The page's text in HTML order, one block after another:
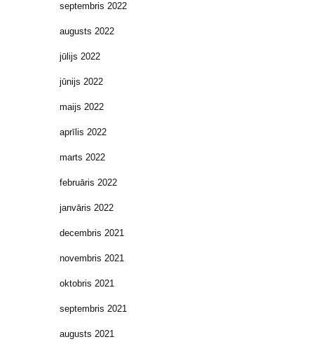
septembris 2022
augusts 2022
jūlijs 2022
jūnijs 2022
maijs 2022
aprīlis 2022
marts 2022
februāris 2022
janvāris 2022
decembris 2021
novembris 2021
oktobris 2021
septembris 2021
augusts 2021